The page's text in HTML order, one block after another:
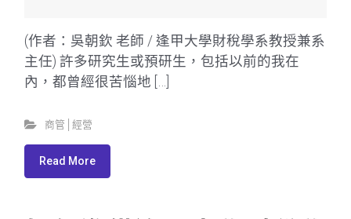
(作者：吳朝欽 老師 / 逢甲大學財稅學系教授兼系
主任) 許多研究生或預研生，包括以前的我在
內，都曾經很苦惱地 […]
商管│經營
Read More